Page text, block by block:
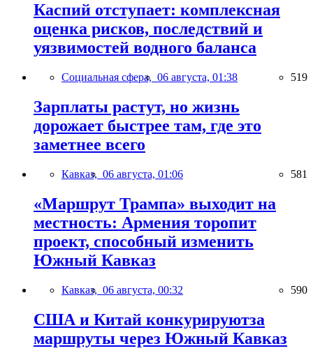
Каспий отступает: комплексная
оценка рисков, последствий и
уязвимостей водного баланса
Социальная сфера, 06 августа, 01:38 519
Зарплаты растут, но жизнь
дорожает быстрее там, где это
заметнее всего
Кавказ, 06 августа, 01:06 581
«Маршрут Трампа» выходит на
местность: Армения торопит
проект, способный изменить
Южный Кавказ
Кавказ, 06 августа, 00:32 590
США и Китай конкурируютза
маршруты через Южный Кавказ